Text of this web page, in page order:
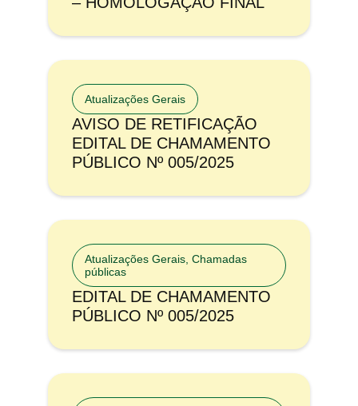
Atualizações Gerais
AVISO DE RETIFICAÇÃO
EDITAL DE CHAMAMENTO
PÚBLICO Nº 005/2025
Atualizações Gerais Chamadas
públicas
EDITAL DE CHAMAMENTO
PÚBLICO Nº 005/2025